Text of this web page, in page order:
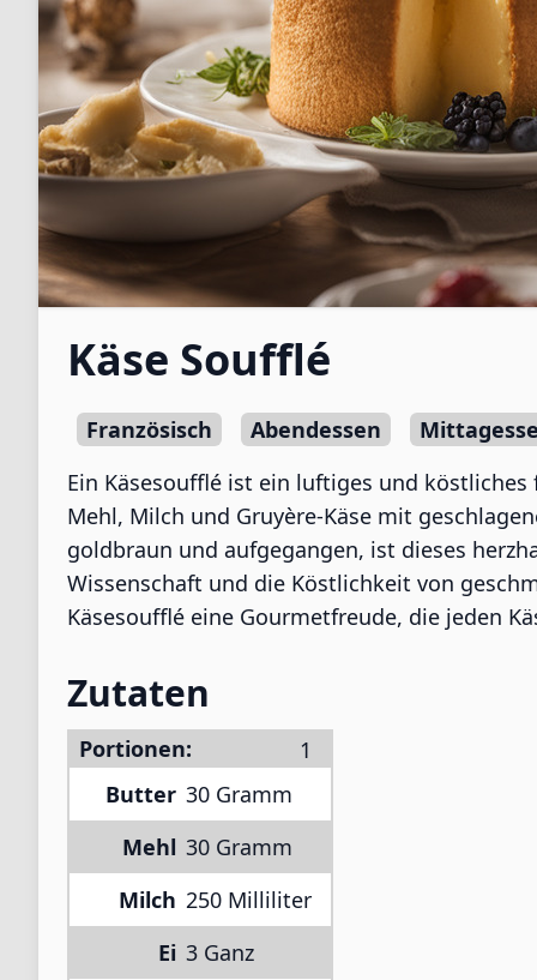
Käse Soufflé
Französisch Abendessen
Ein Käsesoufflé ist ein luftiges und
Mehl, Milch und Gruyère-Käse mit
goldbraun und aufgegangen, ist dieses
Wissenschaft und die Köstlichkeit von
Käsesoufflé eine Gourmetfreude, die jeden
Zutaten
Portionen:
Butter 30 Gramm
Mehl 30 Gramm
Milch 250 Milliliter
Ei 3 Ganz